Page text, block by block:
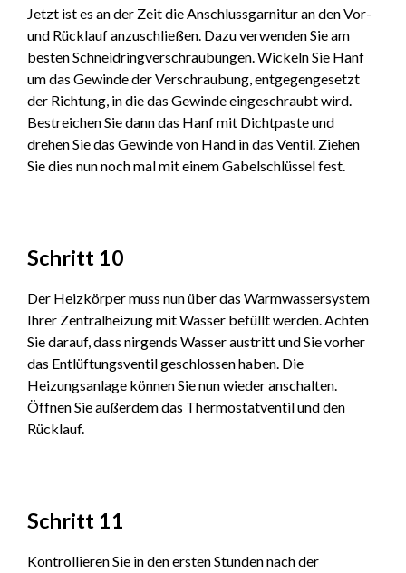
Jetzt ist es an der Zeit die Anschlussgarnitur an den Vor-
und Rücklauf anzuschließen. Dazu verwenden Sie am
besten Schneidringverschraubungen. Wickeln Sie Hanf
um das Gewinde der Verschraubung, entgegengesetzt
der Richtung, in die das Gewinde eingeschraubt wird.
Bestreichen Sie dann das Hanf mit Dichtpaste und
drehen Sie das Gewinde von Hand in das Ventil. Ziehen
Sie dies nun noch mal mit einem Gabelschlüssel fest.
Schritt 10
Der Heizkörper muss nun über das Warmwassersystem
Ihrer Zentralheizung mit Wasser befüllt werden. Achten
Sie darauf, dass nirgends Wasser austritt und Sie vorher
das Entlüftungsventil geschlossen haben. Die
Heizungsanlage können Sie nun wieder anschalten.
Öffnen Sie außerdem das Thermostatventil und den
Rücklauf.
Schritt 11
Kontrollieren Sie in den ersten Stunden nach der